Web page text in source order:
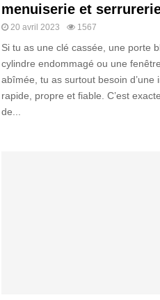
menuiserie et
20 avril 2023 1567
Si tu as une clé cassée, une porte
cylindre endommagé ou une
abîmée, tu as surtout besoin d’une
rapide, propre et fiable. C’est
de...